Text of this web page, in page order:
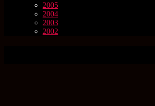
2005
2004
2003
2002